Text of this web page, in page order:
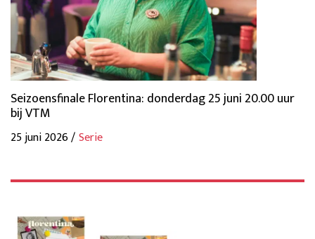
Seizoensfinale Florentina: donderdag 25 juni 20.00 uur
bij VTM
25 juni 2026 /Serie